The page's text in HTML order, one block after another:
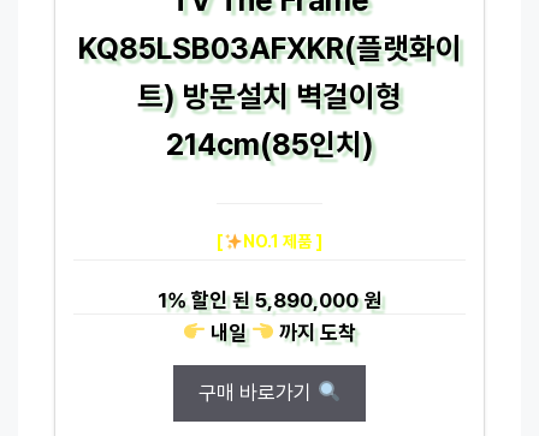
KQ85LSB03AFXKR(플랫화이
트) 방문설치 벽걸이형
214cm(85인치)
[ NO.1 제품 ]
1%할인 된5,890,000 원
내일
까지도착
구매 바로가기